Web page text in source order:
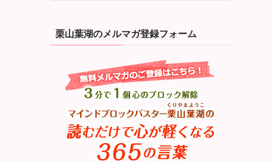
栗山葉湖のメルマガ登録フォーム